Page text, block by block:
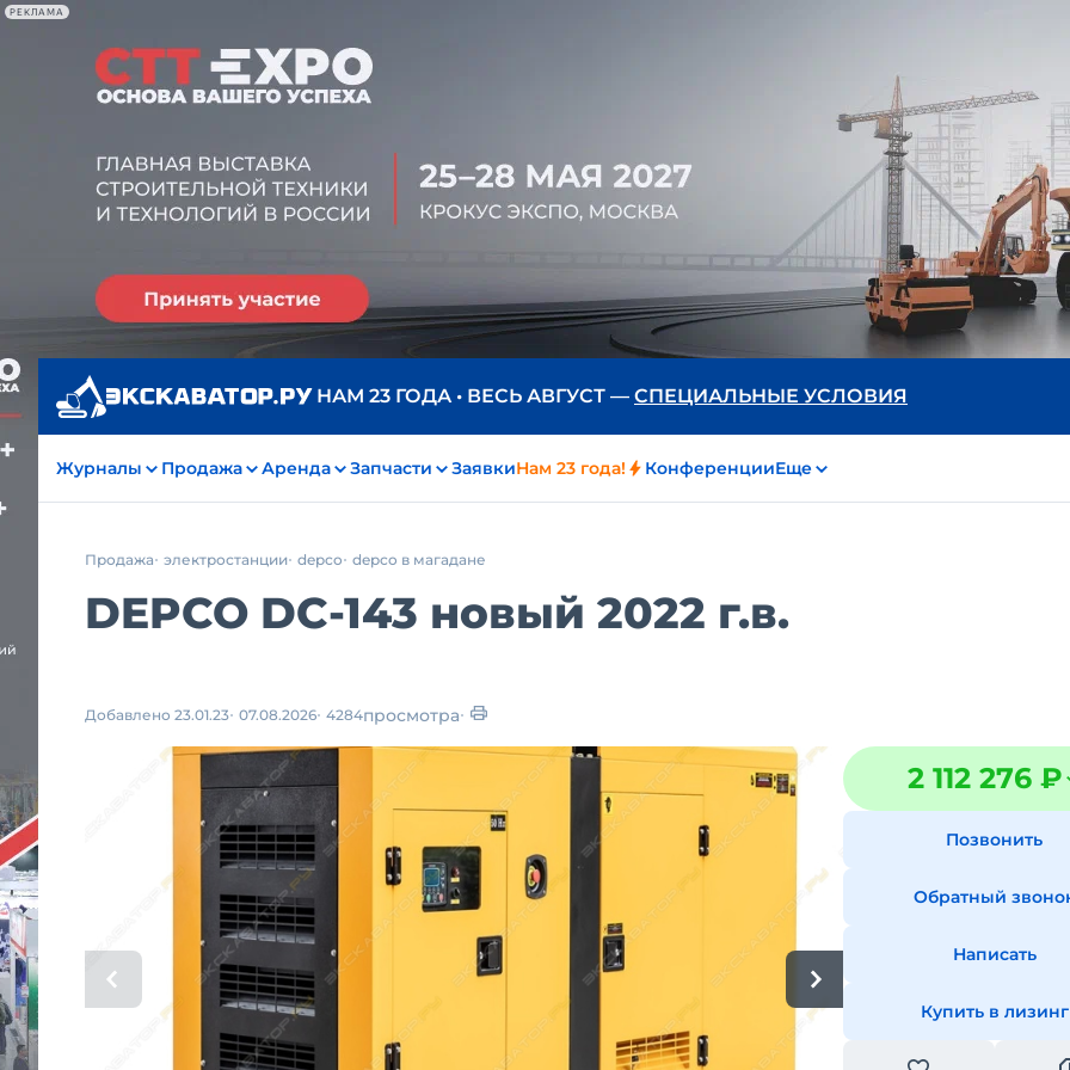
РЕКЛАМА
НАМ 23 ГОДА • ВЕСЬ АВГУСТ — СПЕЦИАЛЬНЫЕ УСЛОВИЯ
Журналы Продажа Аренда Запчасти ЗаявкиНам 23 года! КонференцииЕще
Продажа электростанции depco depco в магадане
DEPCO DC-143 новый 2022 г.в.
Добавлено 23.01.23 07.08.2026 4284просмотра
2 112 276 ₽
Позвонить
Обратный
Написать
Купить в лизинг